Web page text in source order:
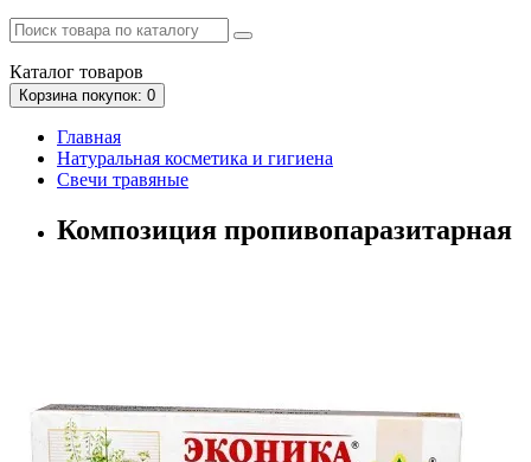
Каталог товаров
Корзинапокупок: 0
Главная
Натуральная косметика и гигиена
Свечи травяные
Композиция пропивопаразитарная